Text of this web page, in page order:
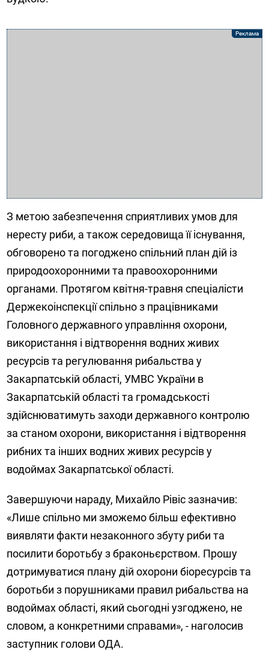
З метою забезпечення сприятливих умов для
нересту риби, а також середовища її існування,
обговорено та погоджено спільний план дій із
природоохоронними та правоохоронними
органами. Протягом квітня-травня спеціалісти
Держекоінспекції спільно з працівниками
Головного державного управління охорони,
використання і відтворення водних живих
ресурсів та регулювання рибальства у
Закарпатській області, УМВС України в
Закарпатській області та громадськості
здійснюватимуть заходи державного контролю
за станом охорони, використання і відтворення
рибних та інших водних живих ресурсів у
водоймах Закарпатської області.
Завершуючи нараду, Михайло Рівіс зазначив:
«Лише спільно ми зможемо більш ефективно
виявляти факти незаконного збуту риби та
посилити боротьбу з браконьєрством. Прошу
дотримуватися плану дій охорони біоресурсів та
боротьби з порушниками правил рибальства на
водоймах області, який сьогодні узгоджено, не
словом, а конкретними справами», - наголосив
заступник голови ОДА.